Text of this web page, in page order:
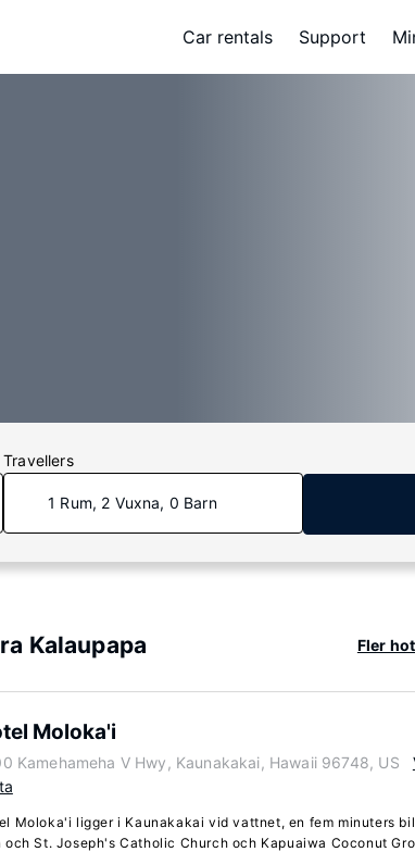
Car rentals Support
Travellers
1 Rum, 2 Vuxna, 0 Barn
Kalaupapa Fler
Moloka'i
Kamehameha V Hwy, Kaunakakai, Hawaii 96748, US
Moloka'i ligger i Kaunakakai vid vattnet, en fem minuters
och St. Joseph's Catholic Church och Kapuaiwa Coconut